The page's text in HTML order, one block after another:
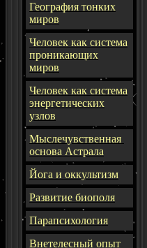
География тонких
миров
Человек как система
проникающих
миров
Человек как система
энергетических
узлов
Мыслечувственная
основа Астрала
Йога и оккультизм
Развитие биополя
Парапсихология
Внетелесный опыт